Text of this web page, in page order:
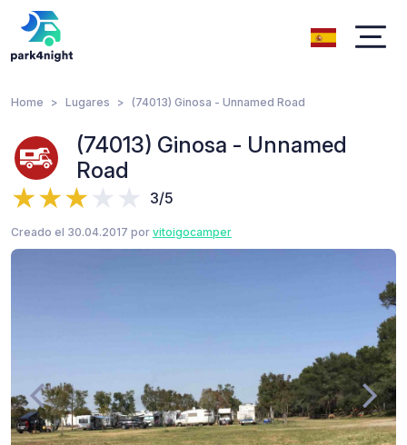
Home Lugares (74013) Ginosa - Unnamed Road
(74013) Ginosa - Unnamed
Road
3/5
Creado el 30.04.2017 por vitoigocamper